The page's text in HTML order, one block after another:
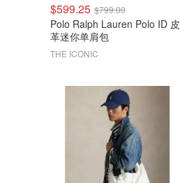
$599.25 $799.00
Polo Ralph Lauren Polo ID 皮
革迷你单肩包
THE ICONIC